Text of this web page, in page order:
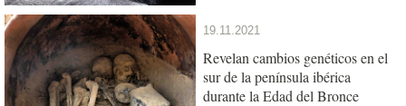
19.11.2021
Revelan cambios genéticos en el
sur de la península ibérica
durante la Edad del Bronce